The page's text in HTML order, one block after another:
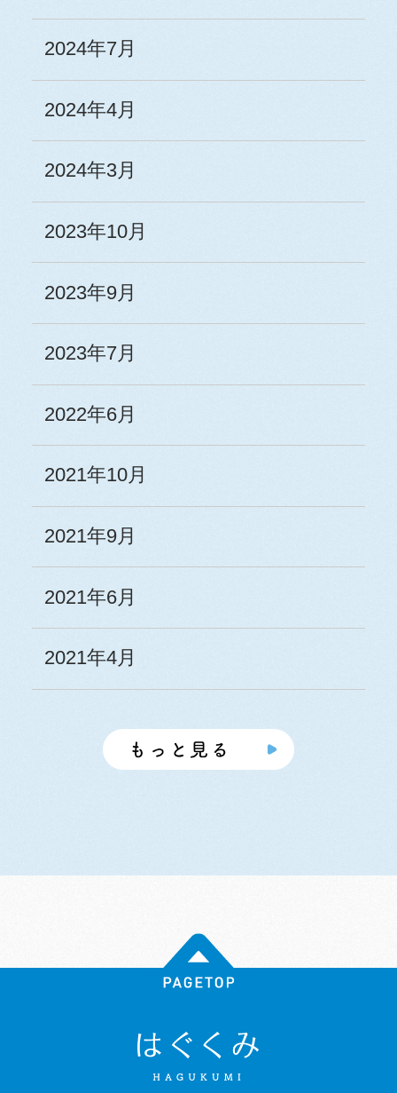
2024年7月
2024年4月
2024年3月
2023年10月
2023年9月
2023年7月
2022年6月
2021年10月
2021年9月
2021年6月
2021年4月